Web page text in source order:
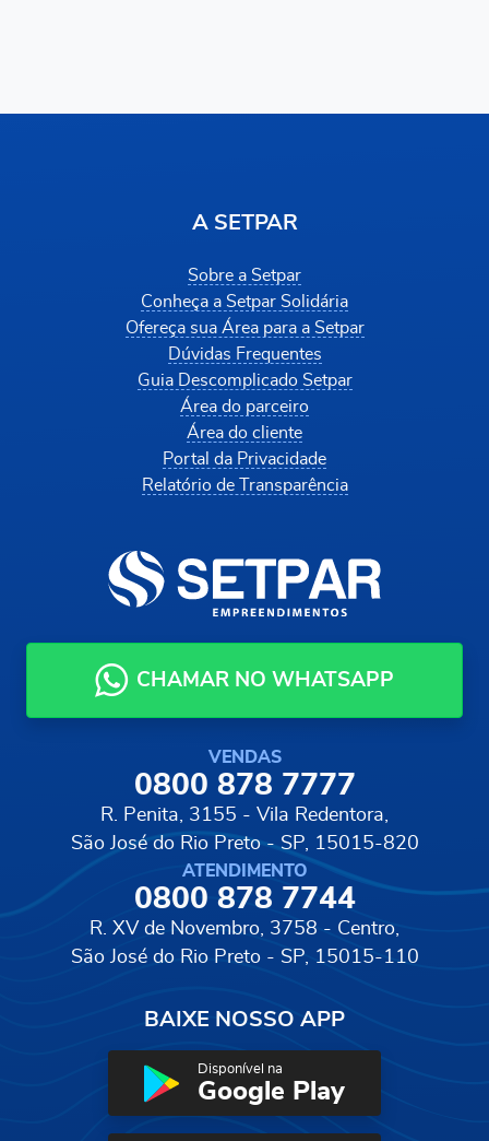
A SETPAR
Sobre a Setpar
Conheça a Setpar Solidária
Ofereça sua Área para a Setpar
Dúvidas Frequentes
Guia Descomplicado Setpar
Área do parceiro
Área do cliente
Portal da Privacidade
Relatório de Transparência
CHAMAR NO WHATSAPP
VENDAS
0800 878 7777
R. Penita, 3155 - Vila Redentora,
São José do Rio Preto - SP, 15015-820
ATENDIMENTO
0800 878 7744
R. XV de Novembro, 3758 - Centro,
São José do Rio Preto - SP, 15015-110
BAIXE NOSSO APP
Disponível na
Google Play